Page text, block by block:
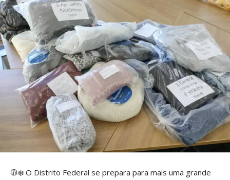
🧥❄️ O Distrito Federal se prepara para mais uma grande